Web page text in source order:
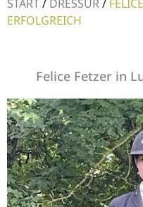
START/ DRESSUR/
ERFOLGREICH
Felice Fetzer in